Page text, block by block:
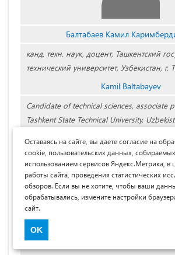
Балтабаев Камил
канд. техн. наук, доцент, Ташкентский
технический университет, Узбекистан, г.
Kamil Baltabayev
Candidate of technical sciences, associate
Tashkent State Technical University,
Оставаясь на сайте, вы даете согласие на
cookie, пользовательских данных,
использованием сервисов Яндекс.Метрика, в
работы сайта, проведения статистических
обзоров. Если вы не хотите, чтобы ваши
обрабатывались, измените настройки
сайт.
OK